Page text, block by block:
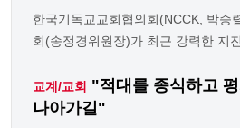
한국기독교교회협의회(NCCK, 박승
회(송정경위원장)가 최근 강력한 지
교계/교회 "적대를 종식하고
나아가길"